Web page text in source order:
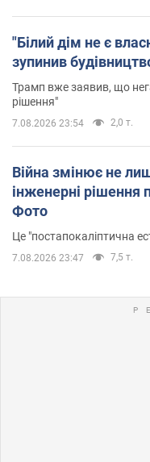
"Білий дім не є
зупинив
Трамп вже заявив, що
рішення"
7.08.2026 23:54 2,0 т.
Війна змінює не
інженерні рішення
Фото
Це "постапокаліптична
7.08.2026 23:47 7,5 т.